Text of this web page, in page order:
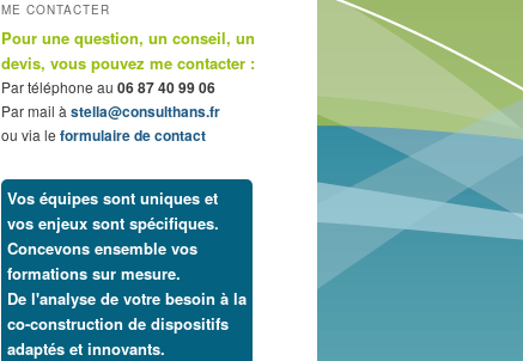
ME CONTACTER
Pour une question, un conseil, un
devis, vous pouvez me contacter :
Par téléphone au 06 87 40 99 06
Par mail à stella@consulthans.fr
ou via le formulaire de contact
Vos équipes sont uniques et
vos enjeux sont spécifiques.
Concevons ensemble vos
formations sur mesure.
De l'analyse de votre besoin à la
co-construction de dispositifs
adaptés et innovants.